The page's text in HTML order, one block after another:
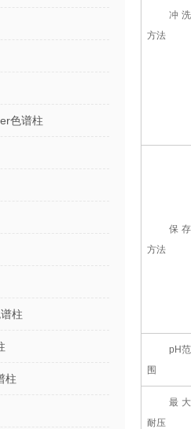
色谱柱
柱
柱
冲洗
方法
保存
方法
pH范
围
最大
耐压